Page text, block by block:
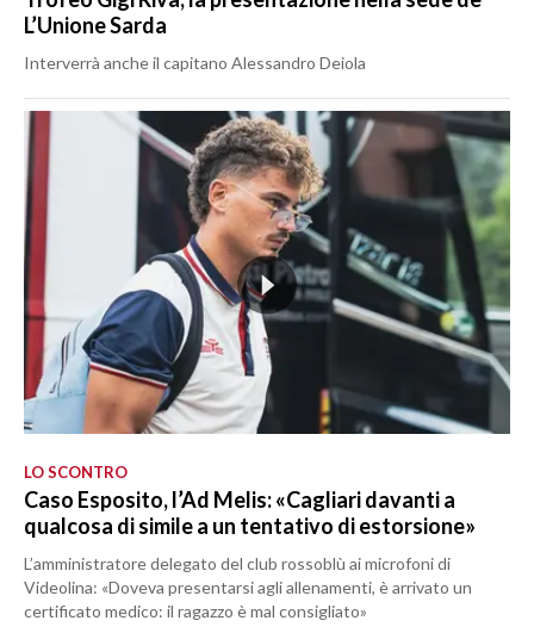
L’Unione Sarda
Interverrà anche il capitano Alessandro Deiola
LO SCONTRO
Caso Esposito, l’Ad Melis: «Cagliari davanti a
qualcosa di simile a un tentativo di estorsione»
L’amministratore delegato del club rossoblù ai microfoni di
Videolina: «Doveva presentarsi agli allenamenti, è arrivato un
certificato medico: il ragazzo è mal consigliato»